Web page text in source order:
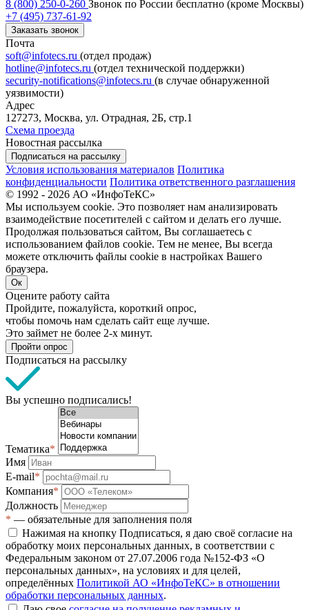
8 (800) 250-0-260 Звонок по России бесплатно (кроме Москвы)
+7 (495) 737-61-92
Заказать звонок
Почта
soft@infotecs.ru (отдел продаж)
hotline@infotecs.ru (отдел технической поддержки)
security-notifications@infotecs.ru (в случае обнаруженной
уязвимости)
Адрес
127273, Москва, ул. Отрадная, 2Б, стр.1
Схема проезда
Новостная рассылка
Подписаться на рассылку
Условия использования материалов Политика
конфиденциальности Политика ответственного разглашения
© 1992 - 2026 АО «ИнфоТеКС»
Мы используем cookie. Это позволяет нам анализировать
взаимодействие посетителей с сайтом и делать его лучше.
Продолжая пользоваться сайтом, Вы соглашаетесь с
использованием файлов cookie. Тем не менее, Вы всегда
можете отключить файлы cookie в настройках Вашего
браузера.
Ок
Оцените работу сайта
Пройдите, пожалуйста, короткий опрос,
чтобы помочь нам сделать сайт еще лучше.
Это займет не более 2-х минут.
Пройти опрос
Подписаться на рассылку
Вы успешно подписались!
Тематика*
Имя
E-mail*
Компания*
Должность
* — обязательные для заполнения поля
Нажимая на кнопку Подписаться, я даю своё согласие на
обработку моих персональных данных, в соответствии с
Федеральным законом от 27.07.2006 года №152-ФЗ «О
персональных данных», на условиях и для целей,
определённых Политикой АО «ИнфоТеКС» в отношении
обработки персональных данных.